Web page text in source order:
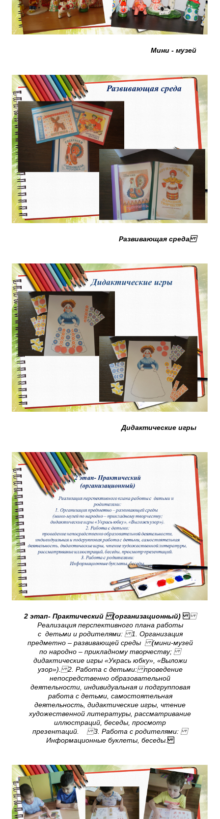
Мини - музей
Развивающая среда
Дидактические игры
2 этап- Практический (организационный)
Реализация перспективного плана работы
с детьми и родителями: 1. Организация
предметно – развивающей среды (мини-музей
по народно – прикладному творчеству;
дидактические игры «Укрась юбку», «Выложи
узор»). 2. Работа с детьми: проведение
непосредственно образовательной
деятельности, индивидуальная и подгрупповая
работа с детьми, самостоятельная
деятельность, дидактические игры, чтение
художественной литературы, рассматривание
иллюстраций, беседы, просмотр
презентаций. 3. Работа с родителями:
Информационные буклеты, беседы.